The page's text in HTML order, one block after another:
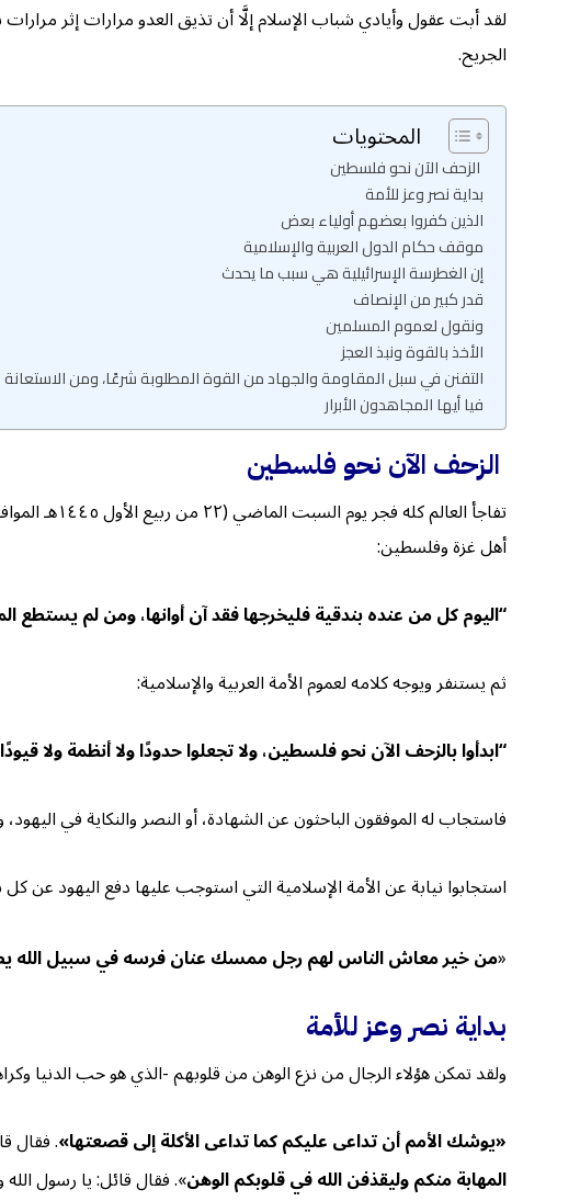
لقد أبت عقول وأيادي شباب الإسلام إلَّا أن تذيق العدو مرارات إثر
الجريح.
المحتويات
الزحف الآن نحو فلسطين
بداية نصر وعز للأمة
الذين كفروا بعضهم أولياء بعض
موقف حكام الدول العربية والإسلامية
إن الغطرسة الإسرائيلية هي سبب ما يحدث
قدر كبير من الإنصاف
ونقول لعموم المسلمين
الأخذ بالقوة ونبذ العجز
التفنن في سبل المقاومة والجهاد من القوة المطلوبة شرعًا، ومن الاستعانة
فيا أيها المجاهدون الأبرار
الزحف الآن نحو فلسطين
أهل غزة وفلسطين:
“اليوم كل من عنده بندقية فليخرجها فقد آن أوانها، ومن لم
ثم يستنفر ويوجه كلامه لعموم الأمة العربية والإسلامية:
“ابدأوا بالزحف الآن نحو فلسطين، ولا تجعلوا حدودًا ولا أنظمة ولا
فاستجاب له الموفقون الباحثون عن الشهادة، أو النصر والنكاية في
استجابوا نيابة عن الأمة الإسلامية التي استوجب عليها دفع اليهود
«من خير معاش الناس لهم رجل ممسك عنان فرسه في سبيل الله
بداية نصر وعز للأمة
ولقد تمكن هؤلاء الرجال من نزع الوهن من قلوبهم -الذي هو حب الدنيا
«يوشك الأمم أن تداعى عليكم كما تداعى الأكلة إلى قصعتها». فقال
المهابة منكم وليقذفن الله في قلوبكم الوهن». فقال قائل: يا رسول